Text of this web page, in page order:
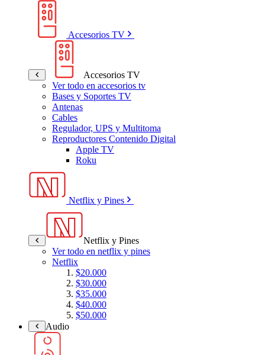
Accesorios TV
Accesorios TV
Ver todo en accesorios tv
Bases y Soportes TV
Antenas
Cables
Regulador, UPS y Multitoma
Reproductores Contenido Digital
Apple TV
Roku
Netflix y Pines
Netflix y Pines
Ver todo en netflix y pines
Netflix
$20.000
$30.000
$35.000
$40.000
$50.000
Audio